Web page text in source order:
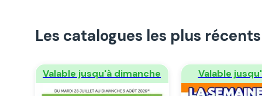
Les catalogues les plus récents